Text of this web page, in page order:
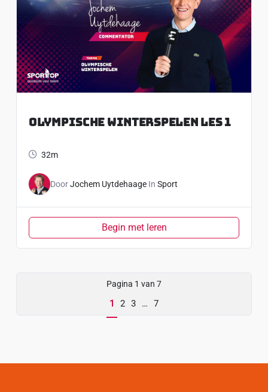
Olympische Winterspelen Les 1
32m
DoorJochem UytdehaageIn Sport
Begin met leren
Pagina 1 van 7
1 2 3 … 7